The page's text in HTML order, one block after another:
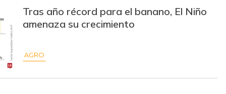
$ 28.000,00 - -
$ 847,00
Tras año récord para el banano, El Niño
amenaza su crecimiento
AGRO